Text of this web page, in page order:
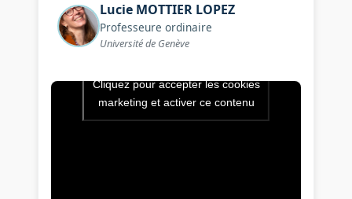
Lucie MOTTIER LOPEZ
Professeure ordinaire
Université de Genève
Vidéo de l’intervention :
Cliquez pour accepter les cookies
marketing et activer ce contenu